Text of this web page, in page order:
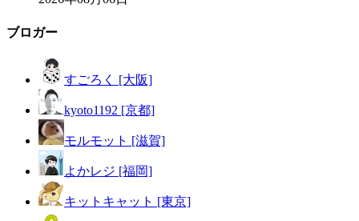
ブロガー
すごろく [大阪]
kyoto1192 [京都]
モルモット [滋賀]
よかレジ [福岡]
キットキャット [東京]